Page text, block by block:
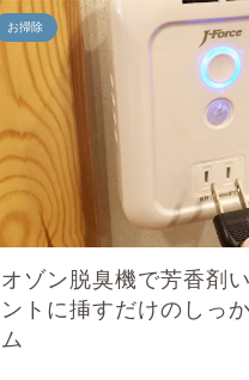
お掃除
オゾン脱臭機で芳香剤
ントに挿すだけのしっ
ム